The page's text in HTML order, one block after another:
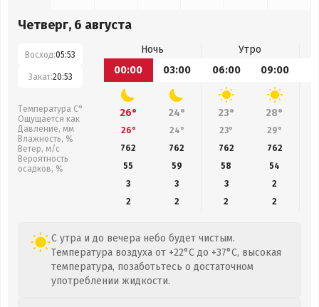
Четверг, 6 августа
Восход:05:53
Закат:20:53
Температура С°
Ощущается как
Давление, мм
Влажность, %
Ветер, м/с
Вероятность
осадков, %
Ночь
Утро
00:00
03:00 06:00 09:00
26° 24° 23° 28°
26° 24° 23° 29°
762
762 762 762
55
59 58 54
3
3 3
2
2
2 2 2
С утра и до вечера небо будет чистым.
Температура воздуха от +22°C до +37°C, высокая
температура, позаботьтесь о достаточном
употреблении жидкости.